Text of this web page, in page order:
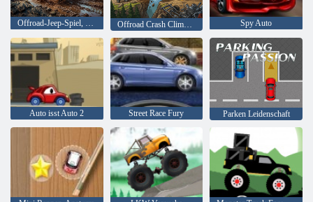
Offroad-Jeep-Spiel, SUV-Fahren Offroad Crash Climber 4X4 Spy Auto
Auto isst Auto 2 Street Race Fury Parken Leidenschaft